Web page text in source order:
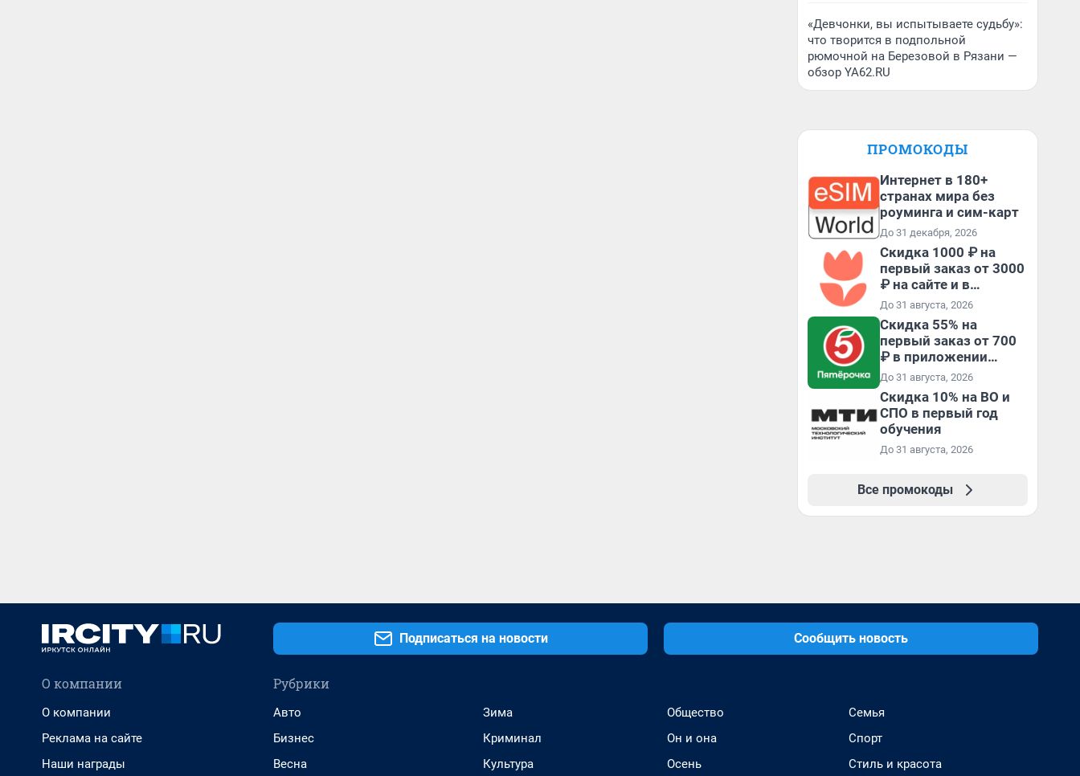
«Девчонки, вы испытываете судьбу»:
что творится в подпольной
рюмочной на Березовой в Рязани —
обзор YA62.RU
ПРОМОКОДЫ
Интернет в 180+
странах мира без
роуминга и сим-карт
До 31 декабря, 2026
Скидка 1000 ₽ на
первый заказ от 3000
₽ на сайте и в
приложении
До 31 августа, 2026
Скидка 55% на
первый заказ от 700
₽ в приложении
Пятёрочка Доставка
До 31 августа, 2026
Скидка 10% на ВО и
СПО в первый год
обучения
До 31 августа, 2026
Все промокоды
Подписаться на новости Сообщить новость
О компании
О компании
Реклама на сайте
Наши награды
Рубрики
Авто
Бизнес
Весна
Зима
Криминал
Культура
Общество
Он и она
Осень
Семья
Спорт
Стиль и красота